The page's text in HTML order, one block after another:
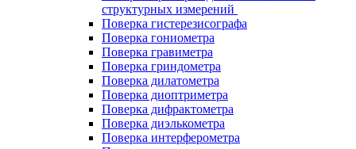
структурных измерений
Поверка гистерезисографа
Поверка гониометра
Поверка гравиметра
Поверка гриндометра
Поверка дилатометра
Поверка диоптриметра
Поверка дифрактометра
Поверка диэлькометра
Поверка интерферометра